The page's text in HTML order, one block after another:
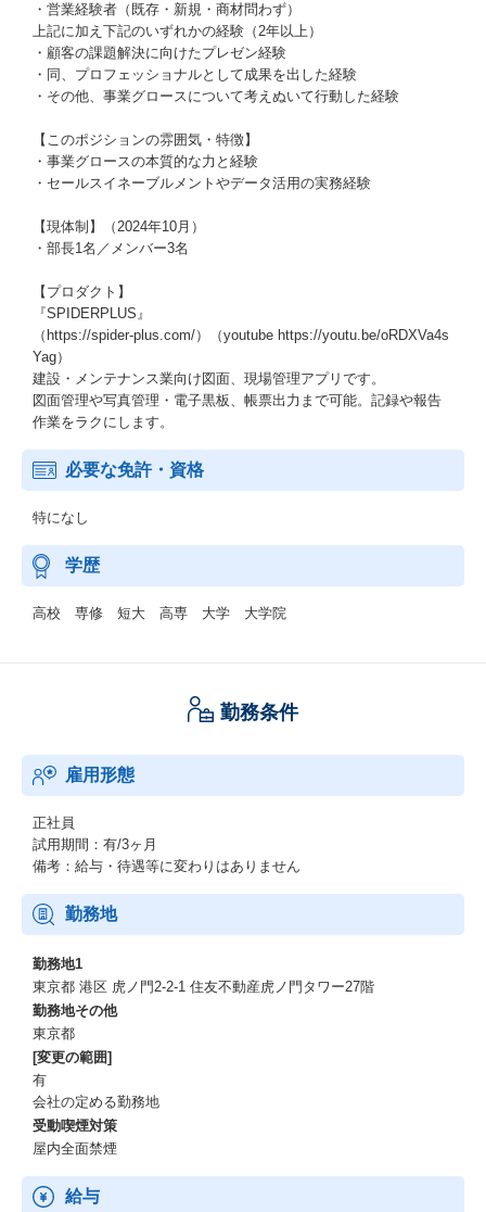
・営業経験者（既存・新規・商材問わず）
上記に加え下記のいずれかの経験（2年以上）
・顧客の課題解決に向けたプレゼン経験
・同、プロフェッショナルとして成果を出した経験
・その他、事業グロースについて考えぬいて行動した経験
【このポジションの雰囲気・特徴】
・事業グロースの本質的な力と経験
・セールスイネーブルメントやデータ活用の実務経験
【現体制】（2024年10月）
・部長1名／メンバー3名
【プロダクト】
『SPIDERPLUS』
（https://spider-plus.com/）（youtube https://youtu.be/oRDXVa4s
Yag）
建設・メンテナンス業向け図面、現場管理アプリです。
図面管理や写真管理・電子黒板、帳票出力まで可能。記録や報告
作業をラクにします。
必要な免許・資格
特になし
学歴
高校 専修 短大 高専 大学 大学院
勤務条件
雇用形態
正社員
試用期間：有/3ヶ月
備考：給与・待遇等に変わりはありません
勤務地
勤務地1
東京都 港区 虎ノ門2-2-1 住友不動産虎ノ門タワー27階
勤務地その他
東京都
[変更の範囲]
有
会社の定める勤務地
受動喫煙対策
屋内全面禁煙
給与